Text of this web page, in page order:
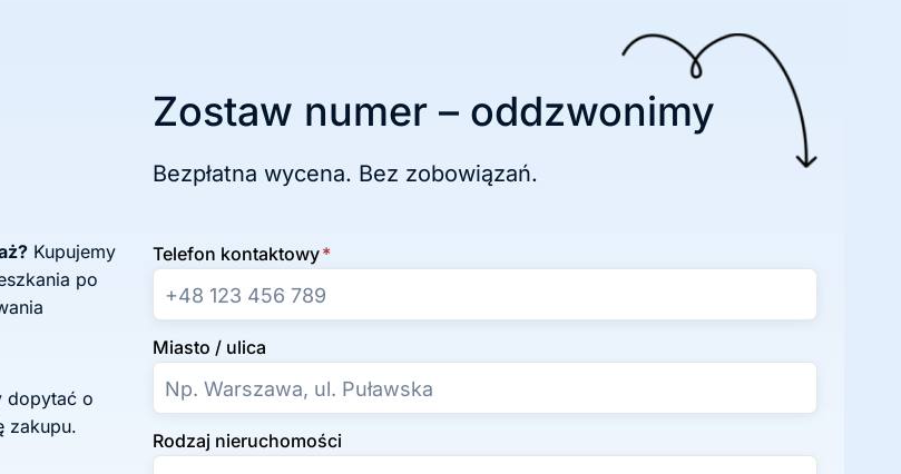
Kupujemy
po
dopytać o
zakupu.
Zostaw numer – oddzwonimy
Bezpłatna wycena. Bez zobowiązań.
Telefon kontaktowy*
Miasto / ulica
Rodzaj nieruchomości